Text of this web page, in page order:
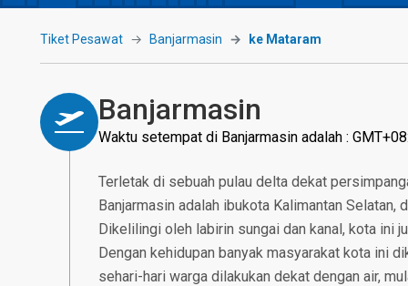
Tiket Pesawat Banjarmasin ke Mataram
Banjarmasin
Waktu setempat di Banjarmasin adalah :
Terletak di sebuah pulau delta dekat
Banjarmasin adalah ibukota Kalimantan
Dikelilingi oleh labirin sungai dan kanal, kota ini
Dengan kehidupan banyak masyarakat kota ini
sehari-hari warga dilakukan dekat dengan air,